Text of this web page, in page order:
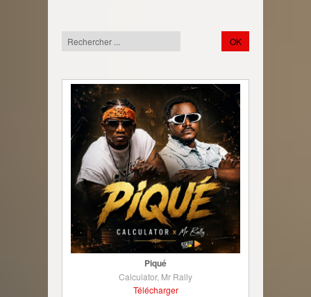
Piqué
Calculator, Mr Rally
Télécharger